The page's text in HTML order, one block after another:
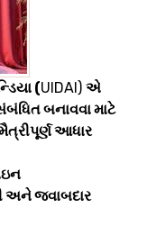
(UIDAI) એ
બનાવવા માટે
આધાર
અને જવાબદાર